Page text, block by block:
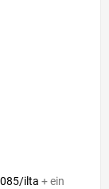
ilta + ein